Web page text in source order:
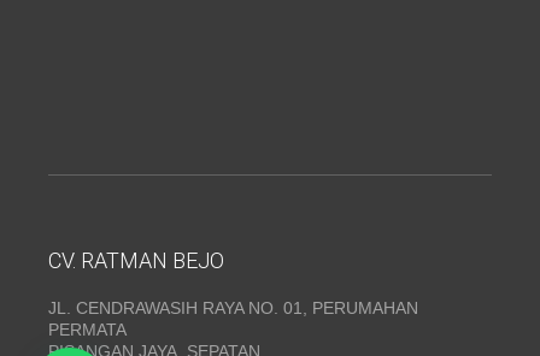
CV. RATMAN BEJO
JL. CENDRAWASIH RAYA NO. 01, PERUMAHAN
PERMATA
PISANGAN JAYA, SEPATAN